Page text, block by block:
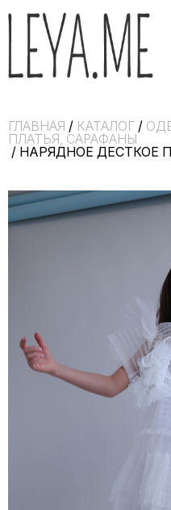
ГЛАВНАЯ / КАТАЛОГ /
ПЛАТЬЯ, САРАФАНЫ
/ НАРЯДНОЕ ДЕСТКОЕ